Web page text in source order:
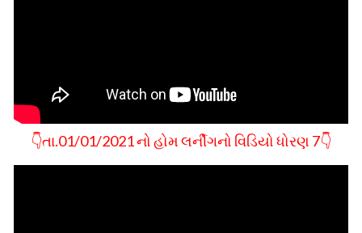
👇તા.01/01/2021 નો હોમ લર્નીગનો વિડિયો ધોરણ 7👇